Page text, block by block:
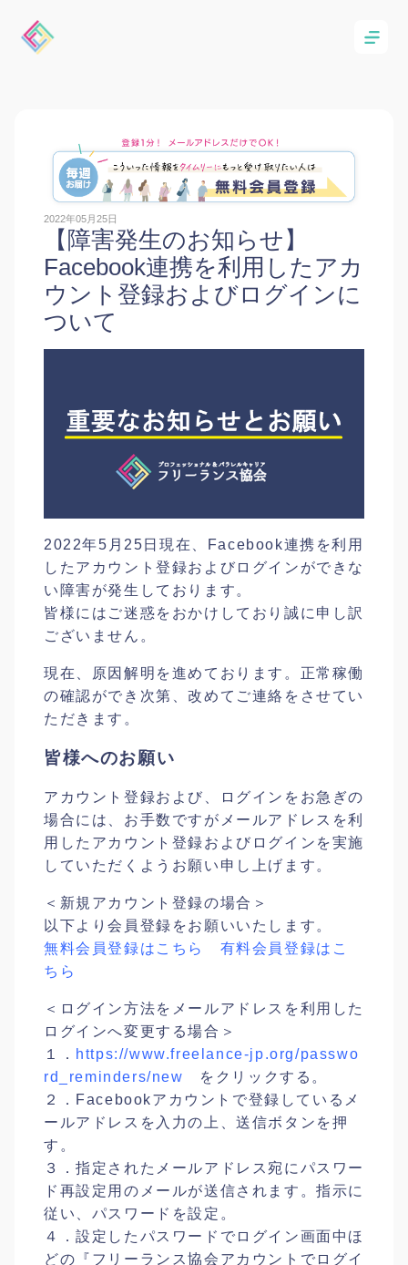
2022年05月25日
【障害発生のお知らせ】
Facebook連携を利用したアカ
ウント登録およびログインに
ついて
2022年5月25日現在、Facebook連携を利用
したアカウント登録およびログインができな
い障害が発生しております。
皆様にはご迷惑をおかけしており誠に申し訳
ございません。
現在、原因解明を進めております。正常稼働
の確認ができ次第、改めてご連絡をさせてい
ただきます。
皆様へのお願い
アカウント登録および、ログインをお急ぎの
場合には、お手数ですがメールアドレスを利
用したアカウント登録およびログインを実施
していただくようお願い申し上げます。
＜新規アカウント登録の場合＞
以下より会員登録をお願いいたします。
無料会員登録は こちら
有料会員登録はこ
ちら
＜ログイン方法をメールアドレスを利用した
ログインへ変更する場合＞
１． https://www.freelance-jp.org/passwo
rd_reminders/new をクリックする。
２．Facebookアカウントで登録しているメ
ールアドレスを入力の上、送信ボタンを押
す。
３．指定されたメールアドレス宛にパスワー
ド再設定用のメールが送信されます。指示に
従い、パスワードを設定。
４．設定したパスワードでログイン画面中ほ
どの『フリーランス協会アカウントでログイ